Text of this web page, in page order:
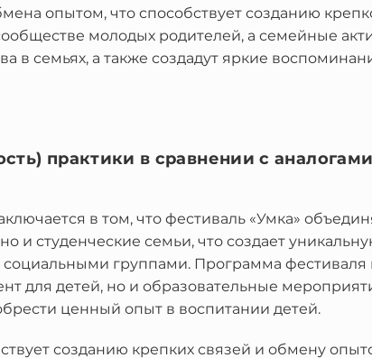
опытом, что способствует созданию
молодых родителей, а семейные
в семьях, а также создадут яркие
практики в сравнении с аналогами
в том, что фестиваль «Умка»
и студенческие семьи, что создает
группами. Программа фестиваля
для детей, но и образовательные
ценный опыт в воспитании детей.
созданию крепких связей и обмену